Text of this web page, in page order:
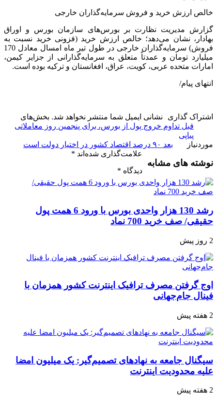
خالص ارزش خرید و فروش سرمایه‌گذاران خارجی
گزارش مدیریت نظارت بر بورس‌های سازمان بورس و اوراق
بهادار، نشان می‌دهد؛ خالص ارزش خرید (فزونی خرید نسبت به
فروش) سرمایه‌گذاران خارجی در طول تیر ماه امسال معادل 170
میلیارد تومان و عمدتاً متعلق به سرمایه‌گذارانی از جزایر کیمن،
امارات متحده عربی، کویت، عراق، افغانستان و ترکیه بوده است.
انتهای پیام/
اشتراک گذاری
قبل تداوم خروج پول از بورس، برای پنجمین روز معاملاتی
پیاپی
بعد
نوشته های مشابه
رشد 130 هزار واحدی بورس با ورود 6 همت پول
حقیقی/ صف خرید 700 نماد
2 روز پیش
اوج گرفتن مصرف ترافیک اینترنت کشور همزمان با
فینال جام‌جهانی
2 هفته پیش
سیگنال جامعه به نهادهای تصمیم‌گیر: یک میلیون امضا
علیه محدودیت اینترنت
2 هفته پیش
نشانی ایمیل شما منتشر نخواهد شد. بخش‌های
موردنیاز
علامت‌گذاری شده‌اند *
دیدگاه *